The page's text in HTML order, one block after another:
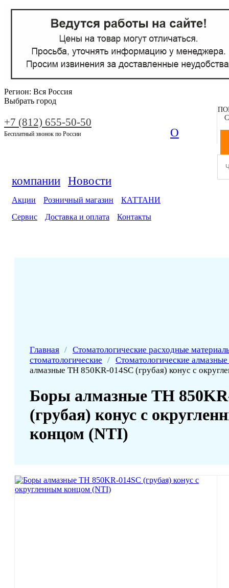
Регион: Вся Россия
Выбрать город
+7 (812) 655-50-50
Бесплатный звонок по России О
компании Новости
Акции Розничный магазин
КАТТАНИ
Сервис
Доставка и оплата Контакты
Главная / Стоматологические расходные
стоматологические / Стоматологические
алмазные ТН 850KR-014SC (грубая) конус с
Боры алмазные ТН
(грубая) конус с
концом (NTI)